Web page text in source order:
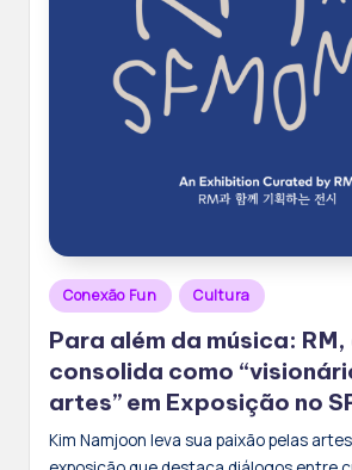
Posted
in
Conexão Fun Cultura
Para além da música: RM,
consolida como
artes” em Exposição no
Kim Namjoon leva sua paixão pelas